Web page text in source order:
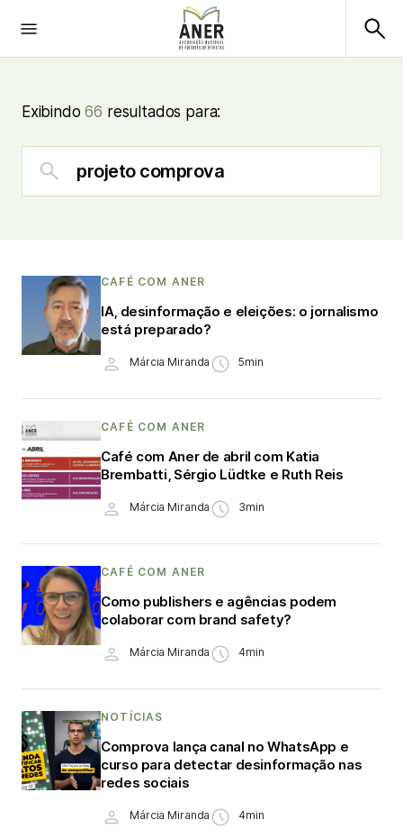
Exibindo66 resultados para:
CAFÉ COM ANER
IA, desinformação e eleições: o jornalismo
está preparado?
Márcia Miranda 5min
CAFÉ COM ANER
Café com Aner de abril com Katia
Brembatti, Sérgio Lüdtke e Ruth Reis
Márcia Miranda 3min
CAFÉ COM ANER
Como publishers e agências podem
colaborar com brand safety?
Márcia Miranda 4min
NOTÍCIAS
Comprova lança canal no WhatsApp e
curso para detectar desinformação nas
redes sociais
Márcia Miranda 4min